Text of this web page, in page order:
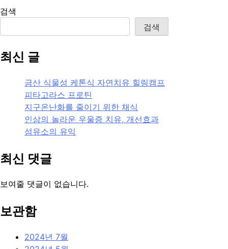
검색
검색
최신 글
금산 식물성 케톤식 자연치유 힐링캠프
피타고라스 프로틴
지구온난화를 줄이기 위한 채식
인삼의 놀라운 우울증 치유, 개선효과
섬유소의 유익
최신 댓글
보여줄 댓글이 없습니다.
보관함
2024년 7월